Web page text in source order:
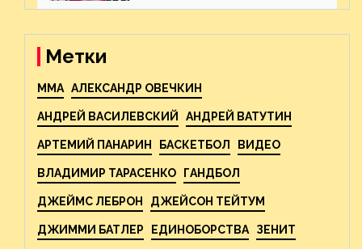
предстоящего финала
Метки
MMA АЛЕКСАНДР ОВЕЧКИН
АНДРЕЙ ВАСИЛЕВСКИЙ АНДРЕЙ ВАТУТИН
АРТЕМИЙ ПАНАРИН БАСКЕТБОЛ ВИДЕО
ВЛАДИМИР ТАРАСЕНКО ГАНДБОЛ
ДЖЕЙМС ЛЕБРОН ДЖЕЙСОН ТЕЙТУМ
ДЖИММИ БАТЛЕР ЕДИНОБОРСТВА ЗЕНИТ